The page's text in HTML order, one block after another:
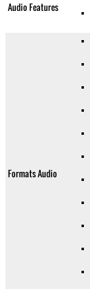
Audio Features
Formats Audio